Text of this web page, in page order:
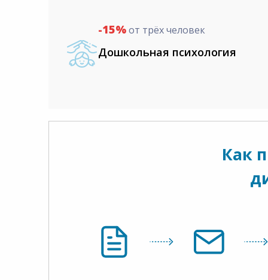
-15%от трёх человек
Дошкольная психология
Как